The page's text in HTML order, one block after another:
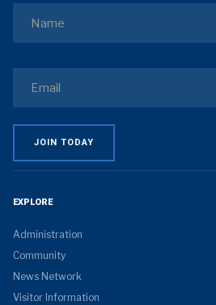
EXPLORE
Administration
Community
News Network
Visitor Information